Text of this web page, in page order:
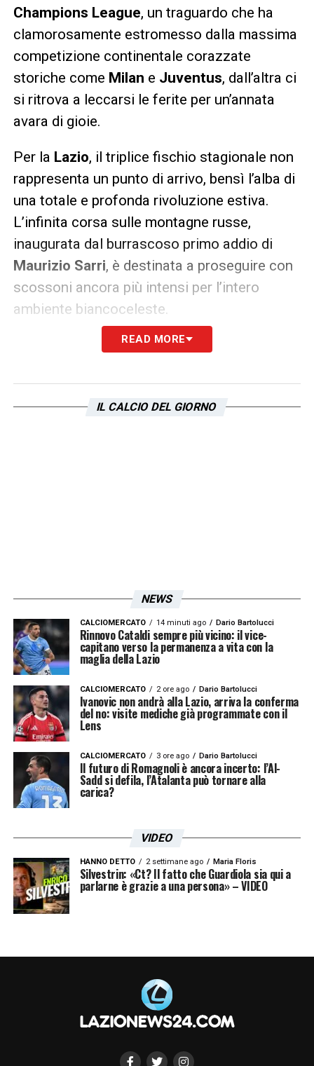
Champions League, un traguardo che ha
clamorosamente estromesso dalla massima
competizione continentale corazzate
storiche come Milan e Juventus, dall’altra ci
si ritrova a leccarsi le ferite per un’annata
avara di gioie.
Per la Lazio, il triplice fischio stagionale non
rappresenta un punto di arrivo, bensì l’alba di
una totale e profonda rivoluzione estiva.
L’infinita corsa sulle montagne russe,
inaugurata dal burrascoso primo addio di
Maurizio Sarri, è destinata a proseguire con
scossoni ancora più intensi per l’intero
ambiente biancoceleste.
L’organico necessita di un drastico cambio di
fondamenta di un progetto tecnico giunto
inesorabilmente a conclusione. In questo
offerte dal mercato dei parametri zero, un
bacino fondamentale per chi deve rifondare
garantendo qualità tecnica senza disporre di
budget faraonici.
Il primo colpo della Lazio arriva
gratis: tutto su Bamba Dieng
In cima alla lista dei desideri stilata a
Formello spicca prepotentemente il profilo di
Bamba Dieng
L’esplosivo centravanti africano rappresenta
la classica e ghiotta occasione di mercato,
considerando che il suo vincolo contrattuale
Cresciuto calcisticamente nell’accademia del
Diambars, il giocatore ha spiccato il volo nel
grande calcio europeo indossando la
READ MORE
IL CALCIO DEL GIORNO
NEWS
CALCIOMERCATO 14 minuti ago Dario Bartolucci
Rinnovo Cataldi sempre più vicino: il vice-
capitano verso la permanenza a vita con la
maglia della Lazio
CALCIOMERCATO 2 ore ago Dario Bartolucci
Ivanovic non andrà alla Lazio, arriva la conferma
del no: visite mediche già programmate con il
Lens
CALCIOMERCATO 3 ore ago Dario Bartolucci
Il futuro di Romagnoli è ancora incerto: l’Al-
Sadd si defila, l’Atalanta può tornare alla
carica?
VIDEO
HANNO DETTO 2 settimane ago Maria Floris
Silvestrin: «Ct? Il fatto che Guardiola sia qui a
parlarne è grazie a una persona» – VIDEO